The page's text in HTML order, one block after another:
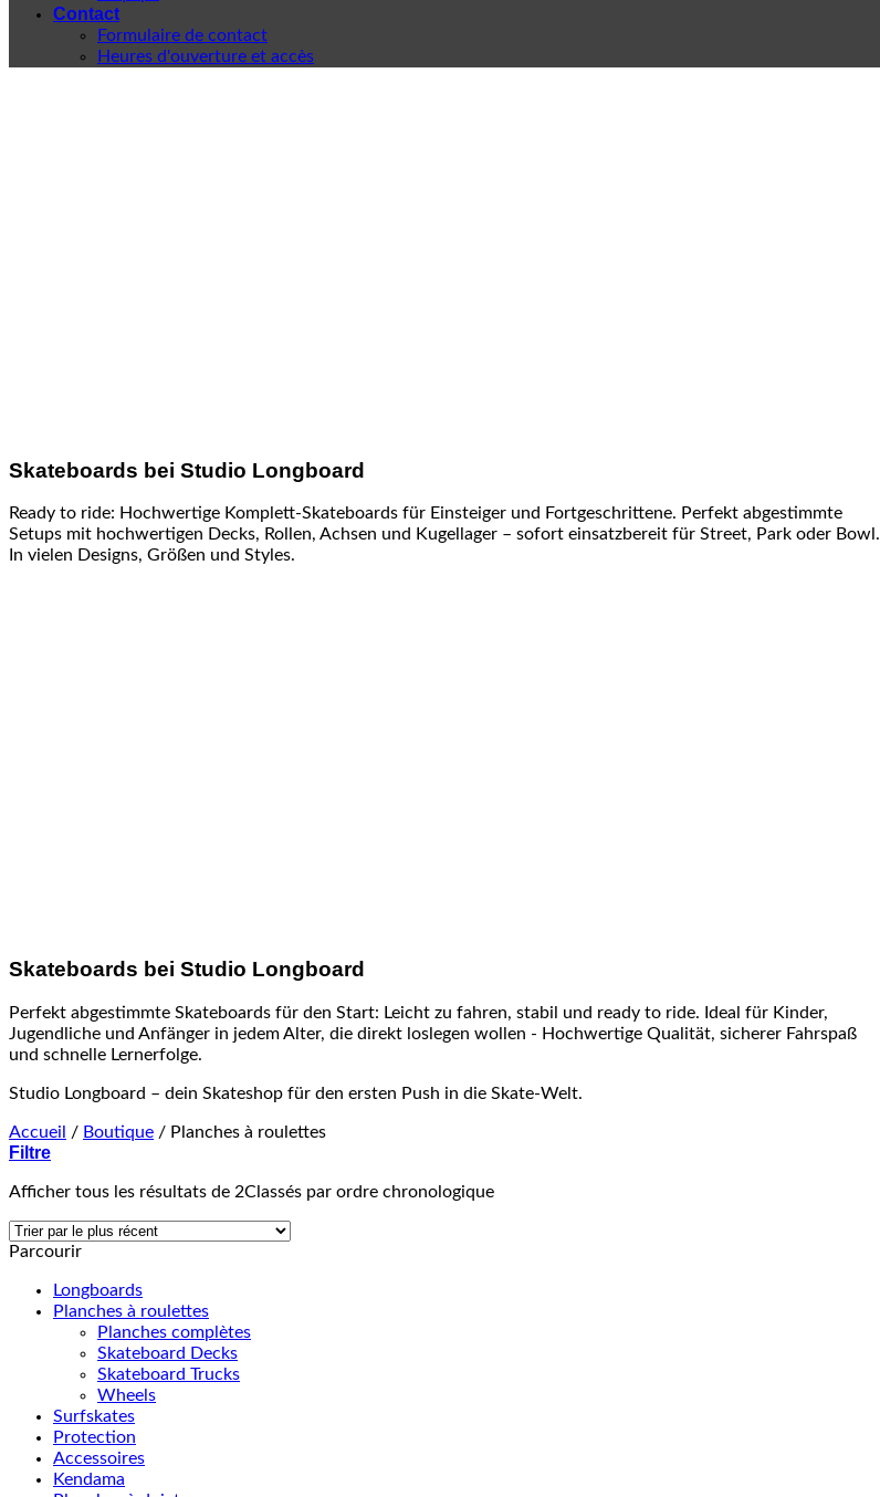
Contact
Formulaire de contact
Heures d'ouverture et accès
Skateboards bei Studio Longboard
Ready to ride: Hochwertige Komplett-Skateboards für Einsteiger und Fortgeschrittene. Perfekt abgestimmte
Setups mit hochwertigen Decks, Rollen, Achsen und Kugellager – sofort einsatzbereit für Street, Park oder Bowl.
In vielen Designs, Größen und Styles.
Skateboards bei Studio Longboard
Perfekt abgestimmte Skateboards für den Start: Leicht zu fahren, stabil und ready to ride. Ideal für Kinder,
Jugendliche und Anfänger in jedem Alter, die direkt loslegen wollen - Hochwertige Qualität, sicherer Fahrspaß
und schnelle Lernerfolge.
Studio Longboard – dein Skateshop für den ersten Push in die Skate-Welt.
Accueil / Boutique / Planches à roulettes
Filtre
Afficher tous les résultats de 2Classés par ordre chronologique
Parcourir
Longboards
Planches à roulettes
Planches complètes
Skateboard Decks
Skateboard Trucks
Wheels
Surfskates
Protection
Accessoires
Kendama